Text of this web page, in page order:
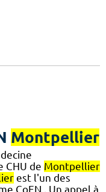
Montpellier
CHU de Montpellier
est l'un des
CoEN . Un appel à